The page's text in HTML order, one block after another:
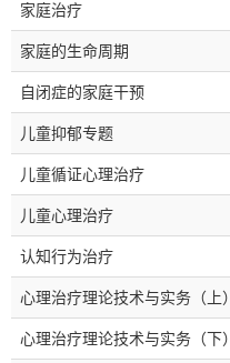
家庭治疗
家庭的生命周期
自闭症的家庭干预
儿童抑郁专题
儿童循证心理治疗
儿童心理治疗
认知行为治疗
心理治疗理论技术与实务（上）
心理治疗理论技术与实务（下）